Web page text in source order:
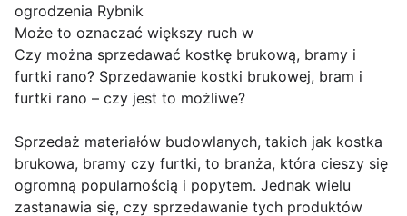
ogrodzenia Rybnik
Może to oznaczać większy ruch w
Czy można sprzedawać kostkę brukową, bramy i
furtki rano? Sprzedawanie kostki brukowej, bram i
furtki rano – czy jest to możliwe?
Sprzedaż materiałów budowlanych, takich jak kostka
brukowa, bramy czy furtki, to branża, która cieszy się
ogromną popularnością i popytem. Jednak wielu
zastanawia się, czy sprzedawanie tych produktów